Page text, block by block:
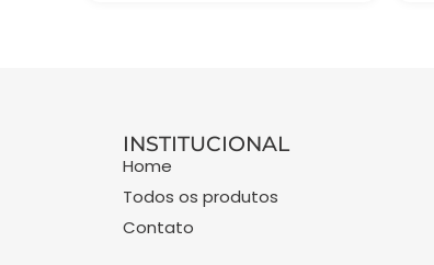
INSTITUCIONAL
Home
Todos os produtos
Contato